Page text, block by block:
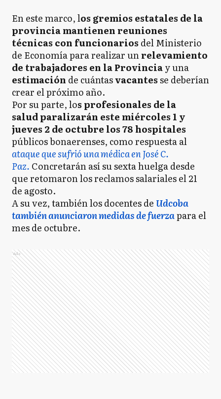
En este marco, los gremios estatales de la
provincia mantienen reuniones
técnicas con funcionarios del Ministerio
de Economía para realizar unrelevamiento
de trabajadores en la Provinciay una
estimación de cuántasvacantesse deberían
crear el próximo año.
Por su parte, los profesionales de la
salud paralizarán este miércoles 1 y
jueves 2 de octubre los 78 hospitales
públicos bonaerenses, como respuesta al
ataque que sufrió una médica en José C.
Paz. Concretarán así su sexta huelga desde
que retomaron los reclamos salariales el 21
de agosto.
A su vez, también los docentes de Udcoba
también anunciaron medidas de fuerzapara el
mes de octubre.
Ads